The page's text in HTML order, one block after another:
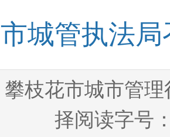
市城管执法局
攀枝花市城市管
择阅读字号